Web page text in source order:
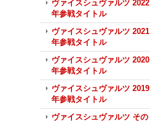
ヴァイスシュヴァルツ 2022
年参戦タイトル
ヴァイスシュヴァルツ 2021
年参戦タイトル
ヴァイスシュヴァルツ 2020
年参戦タイトル
ヴァイスシュヴァルツ 2019
年参戦タイトル
ヴァイスシュヴァルツ その